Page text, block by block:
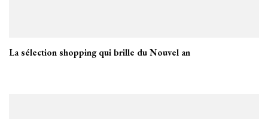
La sélection shopping qui brille du Nouvel an